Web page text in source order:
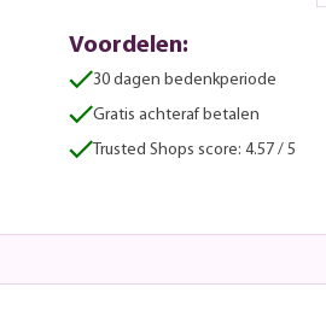
Voordelen:
30 dagen bedenkperiode
Gratis achteraf betalen
Trusted Shops score: 4.57 / 5